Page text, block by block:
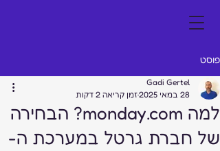
פוסט
למה monday.com? הבחירה
של חברת גרטל במערכת ה-
Gadi Gertel
28 במאי 2025
זמן קריאה 2 דקות